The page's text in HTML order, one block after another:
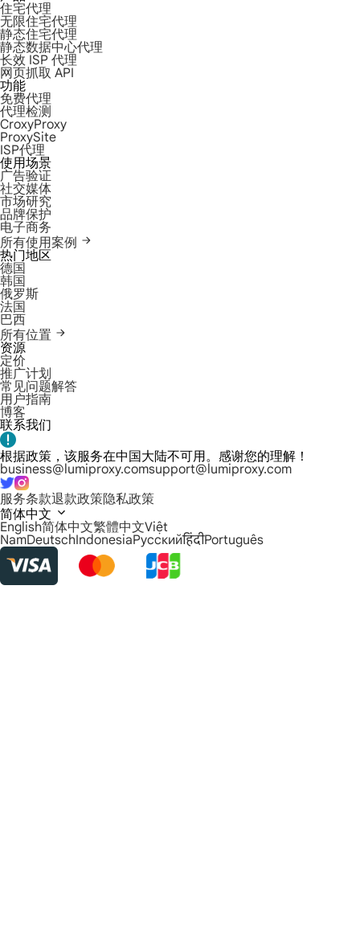
住宅代理
无限住宅代理
静态住宅代理
静态数据中心代理
长效 ISP 代理
网页抓取 API
功能
免费代理
代理检测
CroxyProxy
ProxySite
ISP代理
使用场景
广告验证
社交媒体
市场研究
品牌保护
电子商务
所有使用案例
热门地区
德国
韩国
俄罗斯
法国
巴西
所有位置
资源
定价
推广计划
常见问题解答
用户指南
博客
联系我们
根据政策，该服务在中国大陆不可用。感谢您的理解！
business@lumiproxy.comsupport@lumiproxy.com
服务条款退款政策隐私政策
简体中文
English简体中文繁體中文Việt
NamDeutschIndonesiaРусскийहिंदीPortuguês